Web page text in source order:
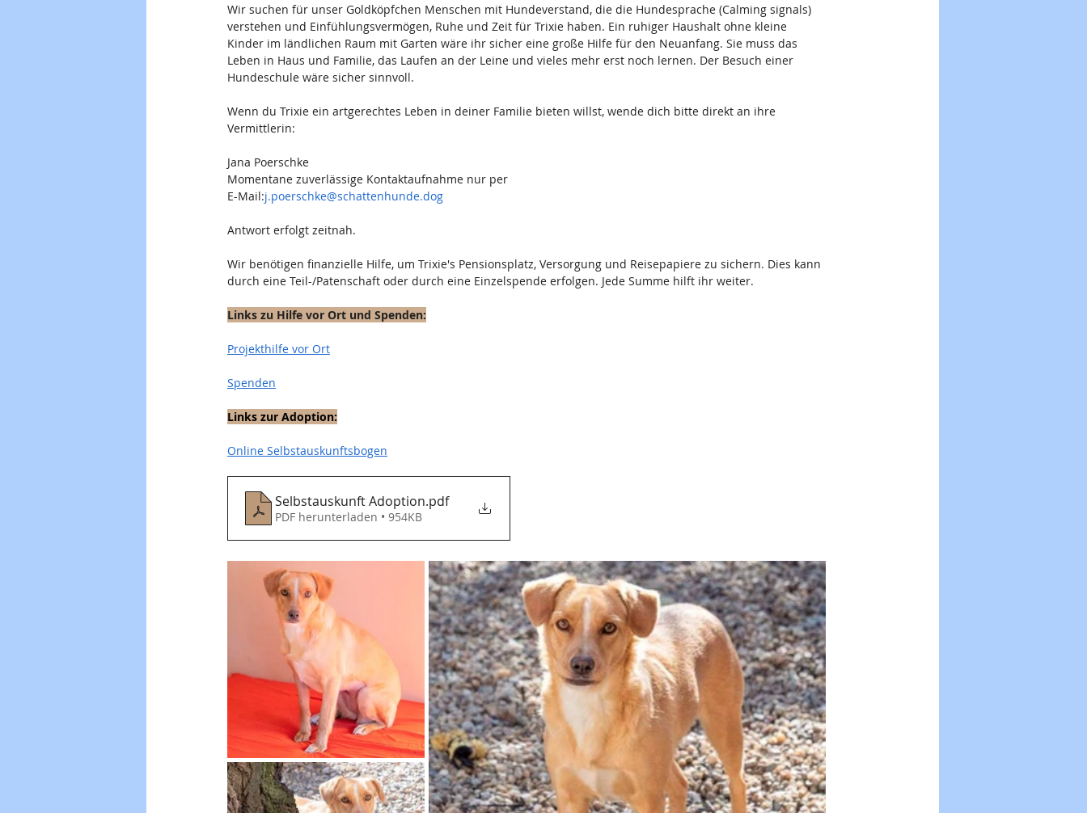
Wir suchen für unser Goldköpfchen Menschen mit Hundeverstand, die die Hundesprache (Calming signals)
verstehen und Einfühlungsvermögen, Ruhe und Zeit für Trixie haben. Ein ruhiger Haushalt ohne kleine
Kinder im ländlichen Raum mit Garten wäre ihr sicher eine große Hilfe für den Neuanfang. Sie muss das
Leben in Haus und Familie, das Laufen an der Leine und vieles mehr erst noch lernen. Der Besuch einer
Hundeschule wäre sicher sinnvoll.
Wenn du Trixie ein artgerechtes Leben in deiner Familie bieten willst, wende dich bitte direkt an ihre
Vermittlerin:
Jana Poerschke
Momentane zuverlässige Kontaktaufnahme nur per
E-Mail:j.poerschke@schattenhunde.dog
Antwort erfolgt zeitnah.
Wir benötigen finanzielle Hilfe, um Trixie's Pensionsplatz, Versorgung und Reisepapiere zu sichern. Dies kann
durch eine Teil-/Patenschaft oder durch eine Einzelspende erfolgen. Jede Summe hilft ihr weiter.
Links zu Hilfe vor Ort und Spenden:
Projekthilfe vor Ort
Spenden
Links zur Adoption:
Online Selbstauskunftsbogen
Selbstauskunft Adoption.pdf
PDF herunterladen • 954KB